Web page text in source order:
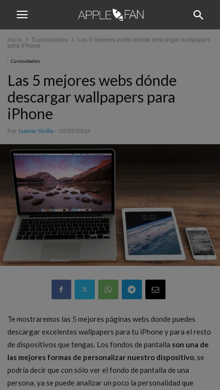
Inicio Curiosidades
Las 5 mejores webs dónde descargar wallpapers
para iPhone
Curiosidades
Las 5 mejores webs dónde
descargar wallpapers para
iPhone
Por Isamar Sicilia - 03/07/2016
Te mostraremos las 5 mejores páginas webs donde puedes
descargar excelentes wallpapers para tu iPhone y para el resto
de dispositivos que tengas. Los fondos de pantalla son una de
las mejores formas de personalizar nuestro dispositivo, se
podría decir que con sólo ver el fondo de pantalla de una
persona, ya se puede analizar un poco la personalidad que